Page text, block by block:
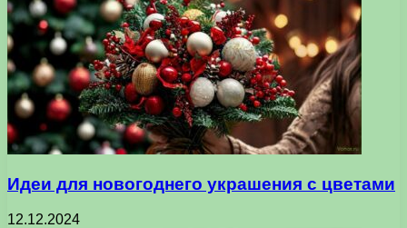
Идеи для новогоднего украшения с цветами
12.12.2024